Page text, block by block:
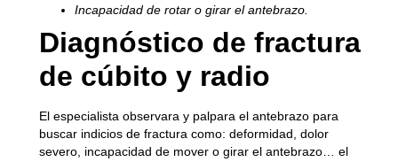
Incapacidad de rotar o girar el antebrazo.
Diagnóstico de fractura
de cúbito y radio
El especialista observara y palpara el antebrazo para
buscar indicios de fractura como: deformidad, dolor
severo, incapacidad de mover o girar el antebrazo… el